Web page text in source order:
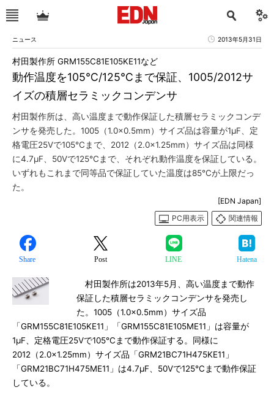
ニュース 2013年5月31日
動作温度を105℃/125℃まで保証、1005/2012サ
イズの積層セラミックコンデンサ
村田製作所 GRM155C81E105KE11など
村田製作所は、高い温度まで動作保証した積層セラミックコンデ
ンサを発売した。1005（1.0×0.5mm）サイズ品は容量が1μF、定
格電圧25Vで105℃まで、2012（2.0×1.25mm）サイズ品は同様
に4.7μF、50Vで125℃まで、それぞれ動作温度を保証している。
いずれもこれまで同等品で保証していた温度は85℃が上限だっ
た。
[EDN Japan]
PC用表示
関連情報
Share Post LINE Hatena
村田製作所は2013年5月、高い温度まで動作
保証した積層セラミックコンデンサを発売し
た。1005（1.0×0.5mm）サイズ品
「GRM155C81E105KE11」「GRM155C81E105ME11」は容量が
1μF、定格電圧25Vで105℃まで動作保証する。同様に
2012（2.0×1.25mm）サイズ品「GRM21BC71H475KE11」
「GRM21BC71H475ME11」は4.7μF、50Vで125℃まで動作保証
している。